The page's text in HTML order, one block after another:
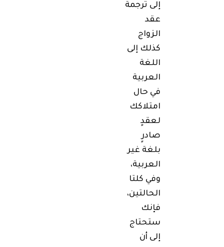
إلى ترجمة
عقد
الزواج
كذلك إلى
اللغة
العربية
في حال
امتلاكك
لعقدٍ
صادرٍ
بلغة غير
العربية،
وفي كلتا
الحالتين،
فإنك
ستحتاج
إلى أن